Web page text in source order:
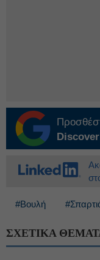
#Βουλή
ΣΧΕΤΙΚΑ